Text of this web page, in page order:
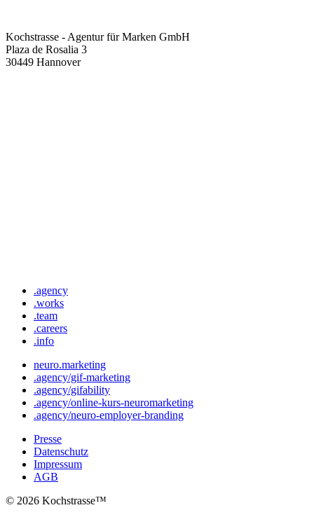
Kochstrasse - Agentur für Marken GmbH
Plaza de Rosalia 3
30449 Hannover
.agency
.works
.team
.careers
.info
neuro.marketing
.agency/gif-marketing
.agency/gifability
.agency/online-kurs-neuromarketing
.agency/neuro-employer-branding
Presse
Datenschutz
Impressum
AGB
© 2026 Kochstrasse™